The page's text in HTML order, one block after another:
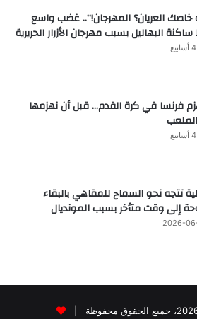
العريان؟ المهرجان!”.. غضب واسع
البهاليل بسبب مهرجان الأزرار الحريرية
فرنسا في كرة القدم… قبل أن نهزمها
تتجه نحو السماح للمقاهي بالبقاء
إلى وقت متأخر بسبب المونديال
2026-